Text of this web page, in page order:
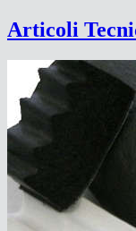
Articoli